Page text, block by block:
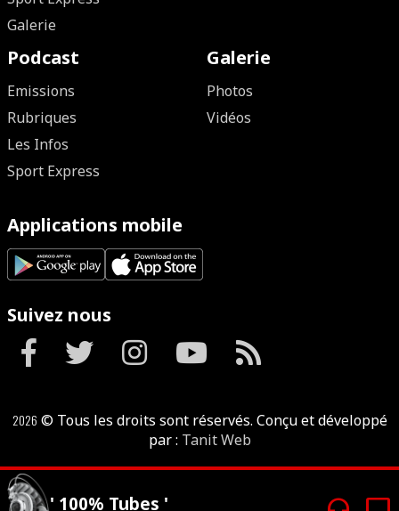
Galerie
Podcast
Emissions
Rubriques
Les Infos
Sport Express
Galerie
Photos
Vidéos
Applications mobile
Suivez nous
2026 © Tous les droits sont réservés. Conçu et développé
par : Tanit Web
' 100% Tubes '